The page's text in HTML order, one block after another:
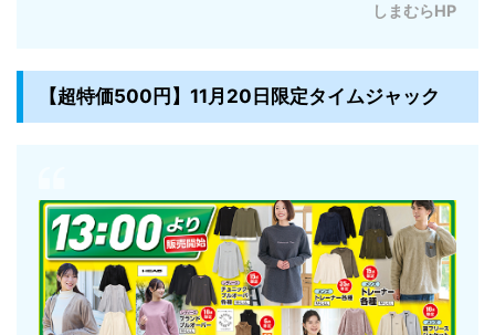
しまむらHP
【超特価500円】11月20日限定タイムジャック